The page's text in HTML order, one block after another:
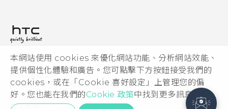
本網站使用 cookies 來優化網站功能、分析網站效能、
提供個性化體驗和廣告。您可點擊下方按鈕接受我們的
cookies，或在「Cookie 喜好設定」上管理您的偏
好。您也能在我們的Cookie 政策中找到更多訊息。
HTC Sync Manager
投資人
隱私權政策
產品安全性
Cookie
© 2011-2026 HTC Corporation
HTC 法律文件
宏達國際電子股份有限公司 | 統一編號16003518
隱私聯絡:Global-Privacy@htc.com